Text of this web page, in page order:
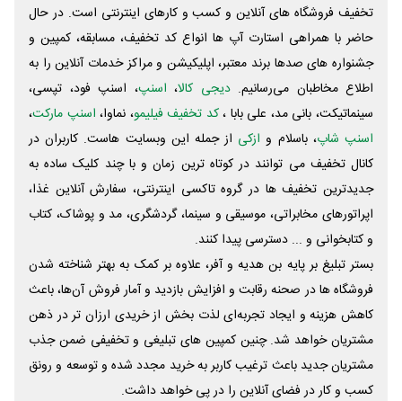
تخفیف فروشگاه های آنلاین و کسب و‌ کارهای اینترنتی است. در حال
حاضر با همراهی استارت آپ ها انواع کد تخفیف، مسابقه، کمپین و
جشنواره های صدها برند معتبر، اپلیکیشن و مراکز خدمات آنلاین را به
اطلاع مخاطبان می‌رسانیم. دیجی کالا، اسنپ، اسنپ فود، تپسی،
سینماتیکت، بانی مد، علی‌ بابا ،کد تخفیف فیلیمو، نماوا، اسنپ مارکت،
اسنپ شاپ، باسلام و ازکی از جمله این وبسایت ‌هاست. کاربران در
کانال تخفیف می توانند در کوتاه ترین زمان و با چند کلیک ساده به
جدیدترین تخفیف ها در گروه تاکسی اینترنتی، سفارش آنلاین غذا،
اپراتورهای مخابراتی، موسیقی و سینما، گردشگری، مد و پوشاک، کتاب
و کتابخوانی و ... دسترسی پیدا کنند.
بستر تبلیغ بر پایه بن هدیه و آفر، علاوه بر کمک به بهتر شناخته شدن
فروشگاه ها در صحنه رقابت و افزایش بازدید و آمار فروش آن‌ها، باعث
کاهش هزینه و ایجاد تجربه‌ای لذت بخش از خریدی ارزان تر در ذهن
مشتریان خواهد شد. چنین کمپین های تبلیغی و تخفیفی ضمن جذب
مشتریان جدید باعث ترغیب کاربر به خرید مجدد شده و توسعه و رونق
کسب و کار در فضای آنلاین را در پی خواهد داشت.